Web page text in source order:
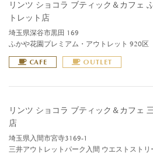
リンツ ショコラ ブティック＆カフェ
トレット店
埼玉県深谷市黒田 169
ふかや花園プレミアム・アウトレット 920区
CAFE OUTLET
リンツ ショコラ ブティック＆カフェ
店
埼玉県入間市宮寺3169-1
三井アウトレットパーク入間 ウエストストリ